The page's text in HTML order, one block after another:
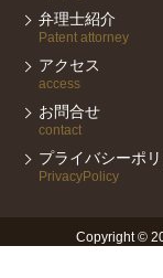
弁理士紹介
Patent attorney
アクセス
access
お問合せ
contact
プライバシーポ
PrivacyPolicy
Copyright ©